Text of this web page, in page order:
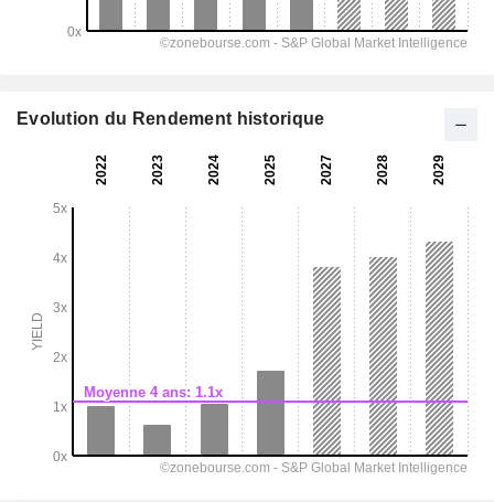
Evolution du Rendement historique